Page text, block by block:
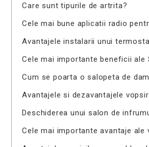
Care sunt tipurile de artrita?
Cele mai bune aplicatii radio
Avantajele instalarii unui
Cele mai importante beneficii ale
Cum se poarta o salopeta de
Avantajele si dezavantajele
Deschiderea unui salon de
Cele mai importante avantaje ale